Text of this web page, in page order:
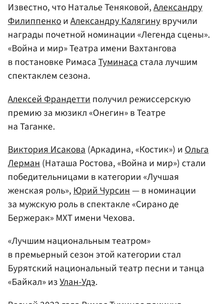
Известно, что Наталье Теняковой,Александру
ФилиппенкоиАлександру Калягинувручили
награды почетной номинации «Легенда сцены».
«Война и мир» Театра имени Вахтангова
в постановке РимасаТуминасастала лучшим
спектаклем сезона.
Алексей Франдетти получил режиссерскую
премию за мюзикл «Онегин» в Театре
на Таганке.
Виктория Исакова(Аркадина, «Костик») иОльга
Лерман(Наташа Ростова, «Война и мир») стали
победительницами в категории «Лучшая
женская роль»,Юрий Чурсин— в номинации
за мужскую роль в спектакле «Сирано де
Бержерак» МХТ имени Чехова.
«Лучшим национальным театром»
в премьерный сезон этой категории стал
Бурятский национальный театр песни и танца
«Байкал» изУлан-Удэ.